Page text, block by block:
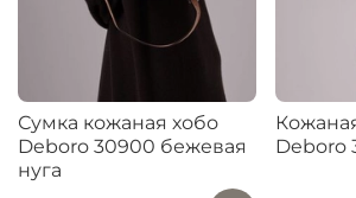
Сумка кожаная хобо
Deboro 30900 бежевая
нуга
Deboro